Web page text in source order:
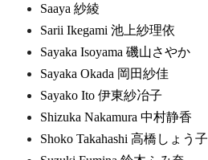
Saaya 紗綾
Sarii Ikegami 池上紗理依
Sayaka Isoyama 磯山さやか
Sayaka Okada 岡田紗佳
Sayako Ito 伊東紗冶子
Shizuka Nakamura 中村静香
Shoko Takahashi 高橋しょう子